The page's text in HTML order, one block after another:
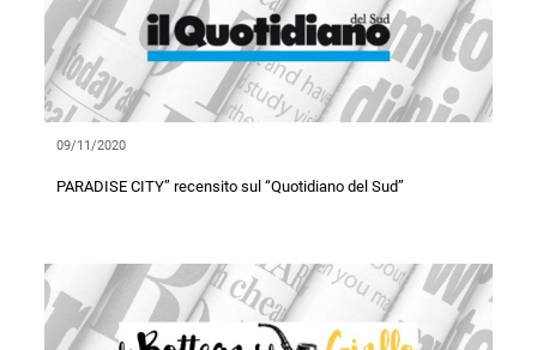
09/11/2020
PARADISE CITY” recensito sul “Quotidiano del Sud”